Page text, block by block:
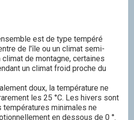
est de type tempéré
de l'île ou un climat semi-
de montagne, certaines
un climat froid proche du
doux, la température ne
les 25 °C. Les hivers sont
minimales ne
en dessous de 0 °.